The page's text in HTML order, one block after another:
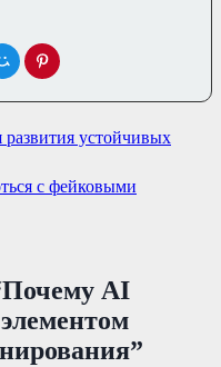
устойчивых
с фейковыми
Почему AI
”